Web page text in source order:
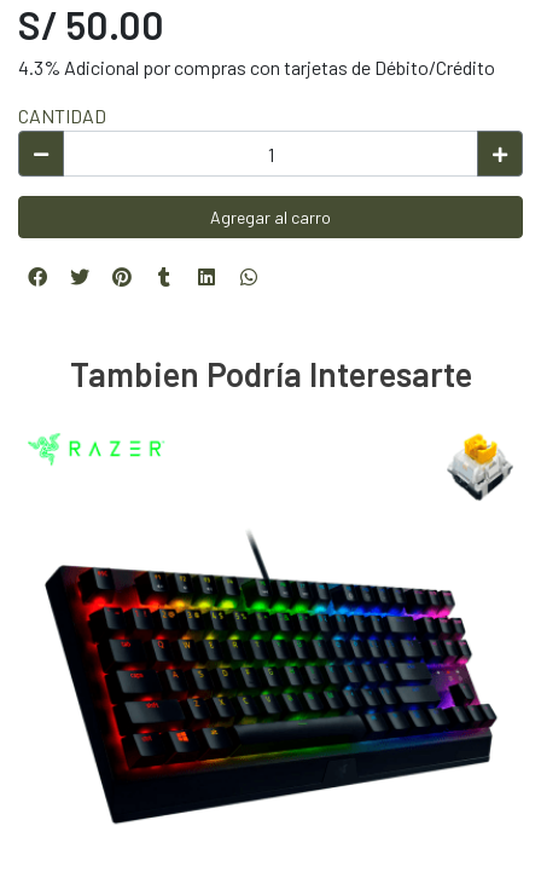
S/ 50.00
4.3% Adicional por compras con tarjetas de Débito/Crédito
CANTIDAD
Agregar al carro
Tambien Podría Interesarte